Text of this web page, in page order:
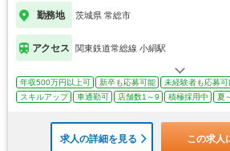
勤務地 茨城県 常総市
アクセス 関東鉄道常総線 小絹駅
年収500万円以上可 新卒も応募可能 未経験者も応募可
スキルアップ
車通勤可 店舗数1～9 積極採用中 夏
求人の詳細を見る この求人